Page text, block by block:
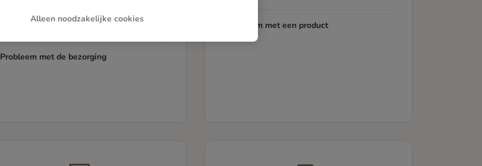
Pakket volgen
Probleem met de bezorging
Probleem met een product
Alleen noodzakelijke cookies